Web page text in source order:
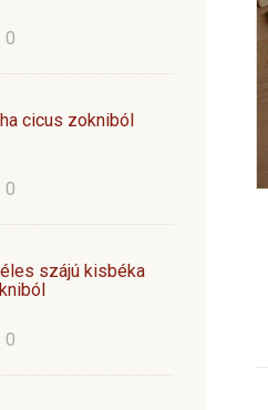
0
cicus zokniból
0
szájú kisbéka
0